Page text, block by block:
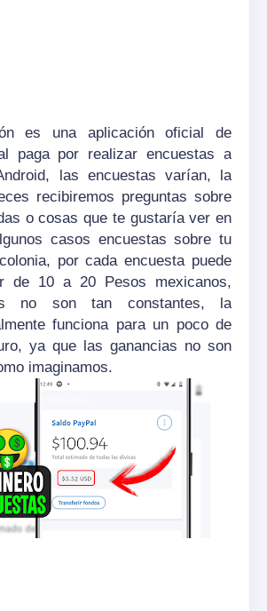
es una aplicación oficial de
paga por realizar encuestas a
las encuestas varían, la
recibiremos preguntas sobre
o cosas que te gustaría ver en
casos encuestas sobre tu
por cada encuesta puede
de 10 a 20 Pesos mexicanos,
no son tan constantes, la
funciona para un poco de
ya que las ganancias no son
imaginamos.